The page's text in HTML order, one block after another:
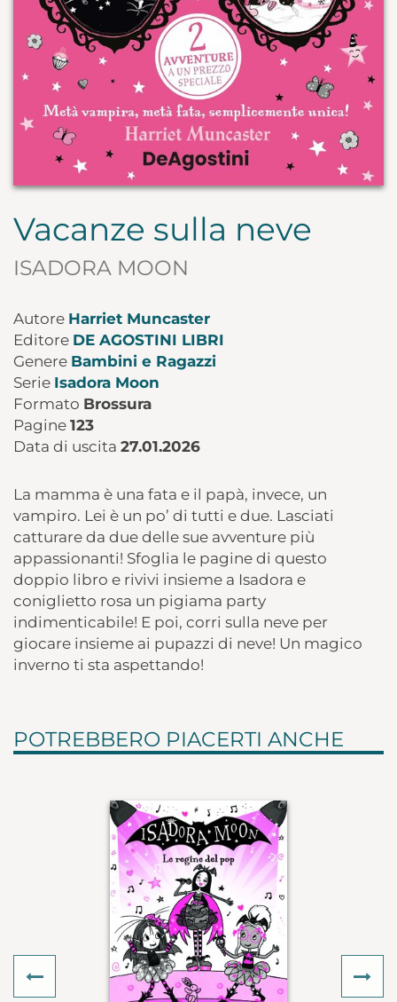
Vacanze sulla neve
ISADORA MOON
Autore Harriet Muncaster
Editore DE AGOSTINI LIBRI
Genere Bambini e Ragazzi
Serie Isadora Moon
Formato Brossura
Pagine 123
Data di uscita 27.01.2026
La mamma è una fata e il papà, invece, un
vampiro. Lei è un po’ di tutti e due. Lasciati
catturare da due delle sue avventure più
appassionanti! Sfoglia le pagine di questo
doppio libro e rivivi insieme a Isadora e
coniglietto rosa un pigiama party
indimenticabile! E poi, corri sulla neve per
giocare insieme ai pupazzi di neve! Un magico
inverno ti sta aspettando!
POTREBBERO PIACERTI ANCHE
Previous